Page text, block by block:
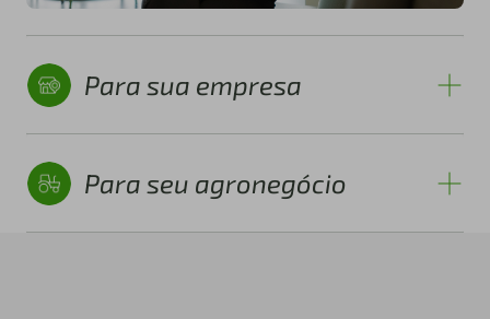
Para sua empresa
Para seu agronegócio